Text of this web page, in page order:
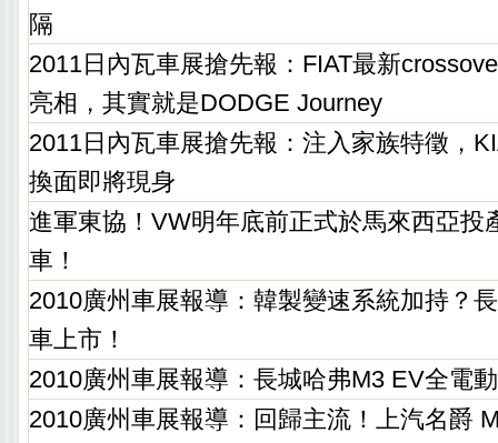
隔
2011日內瓦車展搶先報：FIAT最新
亮相，其實就是DODGE Journey
2011日內瓦車展搶先報：注入家族特徵，
換面即將現身
進軍東協！VW明年底前正式於馬來西亞投
車！
2010廣州車展報導：韓製變速系統加持？
車上市！
2010廣州車展報導：長城哈弗M3 EV全電
2010廣州車展報導：回歸主流！上汽名爵